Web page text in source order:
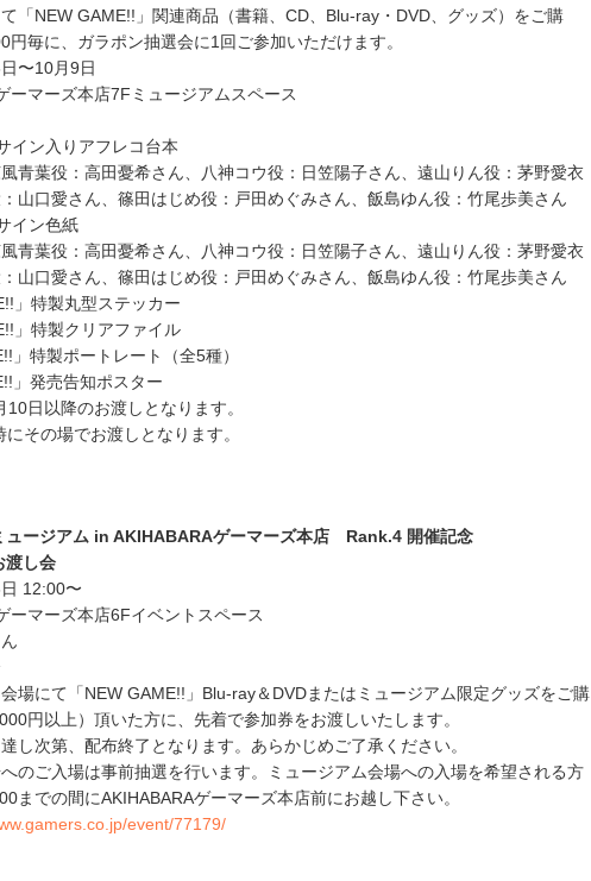
「NEW GAME!!」関連商品（書籍、CD、Blu-ray・DVD、グッズ）をご購
円毎に、ガラポン抽選会に1回ご参加いただけます。
〜10月9日
ーマーズ本店7Fミュージアムスペース
イン入りアフレコ台本
青葉役：高田憂希さん、八神コウ役：日笠陽子さん、遠山りん役：茅野愛衣
山口愛さん、篠田はじめ役：戸田めぐみさん、飯島ゆん役：竹尾歩美さん
イン色紙
青葉役：高田憂希さん、八神コウ役：日笠陽子さん、遠山りん役：茅野愛衣
山口愛さん、篠田はじめ役：戸田めぐみさん、飯島ゆん役：竹尾歩美さん
」特製丸型ステッカー
」特製クリアファイル
」特製ポートレート（全5種）
」発売告知ポスター
日以降のお渡しとなります。
その場でお渡しとなります。
ュージアム in AKIHABARAゲーマーズ本店 Rank.4 開催記念
渡し会
12:00〜
ーマーズ本店6Fイベントスペース
場にて「NEW GAME!!」Blu-ray＆DVDまたはミュージアム限定グッズをご購
円以上）頂いた方に、先着で参加券をお渡しいたします。
し次第、配布終了となります。あらかじめご了承ください。
のご入場は事前抽選を行います。ミュージアム会場への入場を希望される方
までの間にAKIHABARAゲーマーズ本店前にお越し下さい。
event/77179/